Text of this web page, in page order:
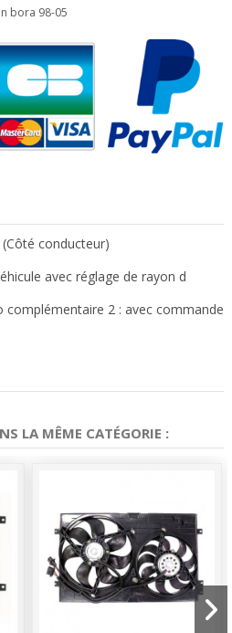
bora 98-05
conducteur)
avec réglage de rayon d
2 : avec commande
LA MÊME CATÉGORIE :